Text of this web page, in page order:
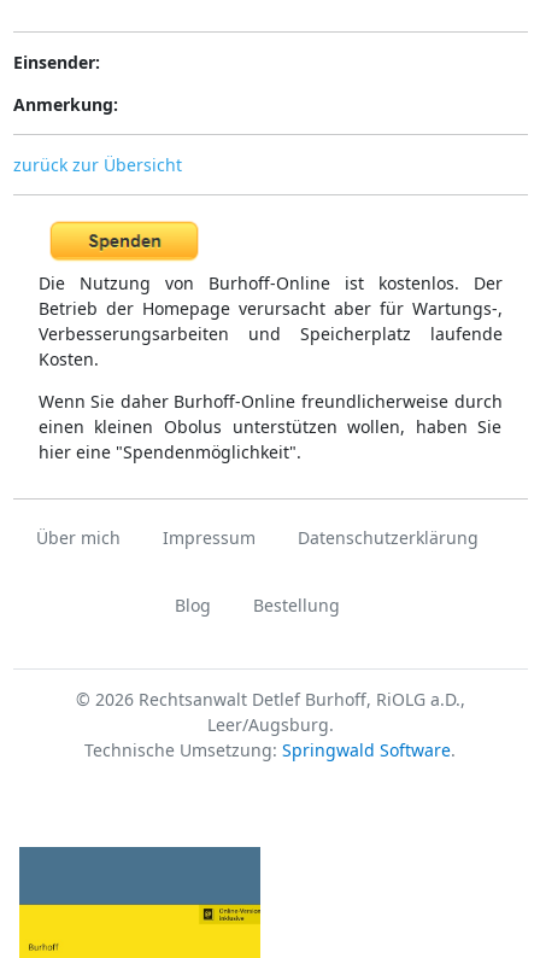
Einsender:
Anmerkung:
zurück zur Übersicht
Die Nutzung von Burhoff-Online ist kostenlos. Der
Betrieb der Homepage verursacht aber für Wartungs-,
Verbesserungsarbeiten und Speicherplatz laufende
Kosten.
Wenn Sie daher Burhoff-Online freundlicherweise durch
einen kleinen Obolus unterstützen wollen, haben Sie
hier eine "Spendenmöglichkeit".
Über mich Impressum Datenschutzerklärung
Blog Bestellung
© 2026 Rechtsanwalt Detlef Burhoff, RiOLG a.D.,
Leer/Augsburg.
Technische Umsetzung: Springwald Software.